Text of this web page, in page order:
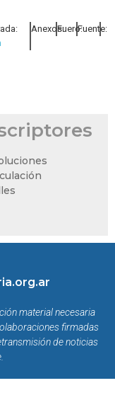
Anexos:Fuero:Fuente:
material necesaria
firmadas
de noticias